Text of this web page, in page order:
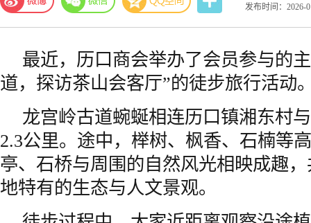
发布时间：2026-
最近，历口商会举办了会员参与的
道，探访茶山会客厅”的徒步旅行活动
龙宫岭古道蜿蜒相连历口镇湘东村
2.3公里。途中，榉树、枫香、石楠等
亭、石桥与周围的自然风光相映成趣
地特有的生态与人文景观。